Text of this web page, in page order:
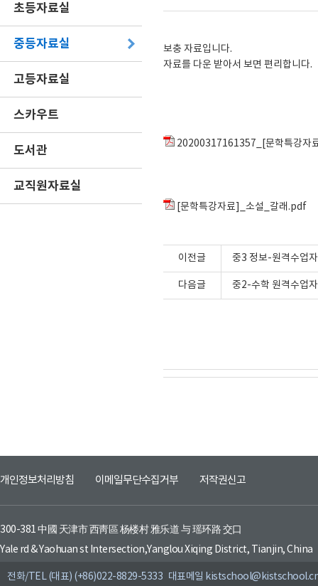
초등자료실
중등자료실
고등자료실
스카우트
도서관
교직원자료실
보충 자료입니다.
자료를 다운 받아서 보면 편리합니다.
20200317161357_[문학특강자
[문학특강자료]_소설_갈래.pdf
이전글 중3 정보-원격수업
다음글 중2-수학 원격수업
개인정보처리방침 이메일무단수집거부 저작권신고
300-381 中國 天津市 西靑區 杨楼村 雅乐道 与 瑶环路 交口
Yale rd & Yaohuan st Intersection,Yanglou Xiqing District, Tianjin, China
전화/TEL (대표) (+86)022-8829-5333 대표메일